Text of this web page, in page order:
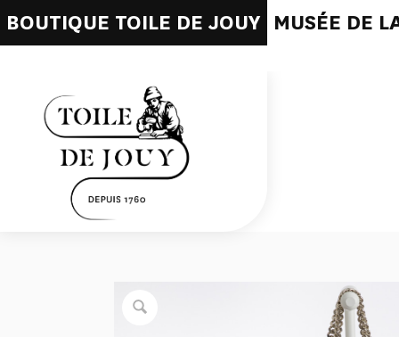
BOUTIQUE TOILE DE JOUY MUSÉE DE